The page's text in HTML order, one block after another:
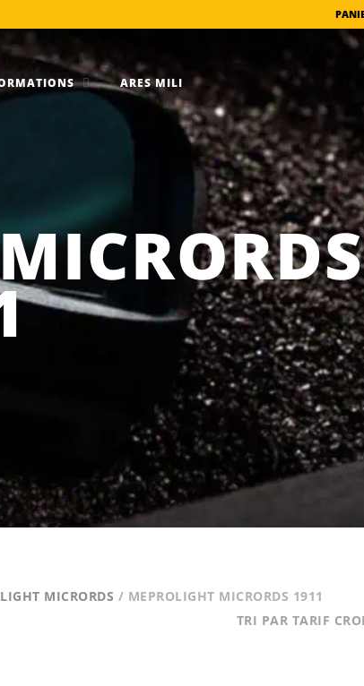
ARES MILI
MICRORDS / MEPROLIGHT MICRORDS 1911
TRI PAR TARIF